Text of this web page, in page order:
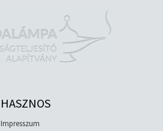
HASZNOS
Impresszum